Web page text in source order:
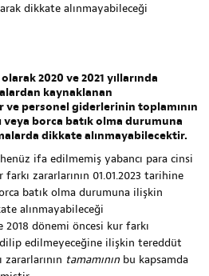
dikkate alınmayabileceği
2020 ve 2021 yıllarında
kaynaklanan
personel giderlerinin toplamının
veya borca batık olma durumuna
dikkate alınmayabilecektir.
ifa edilmemiş yabancı para cinsi
zararlarının 01.01.2023 tarihine
batık olma durumuna ilişkin
alınmayabileceği
dönemi öncesi kur farkı
edilmeyeceğine ilişkin tereddüt
tamamınınbu kapsamda